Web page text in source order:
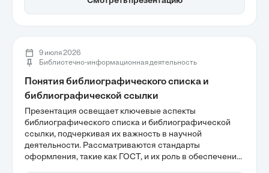
инструментах, которые облегчают научную работу и
9 июля 2026
Библиотечно-информационная деятельность
Понятия библиографического списка и
библиографической ссылки
Презентация освещает ключевые аспекты
библиографического списка и библиографической
ссылки, подчеркивая их важность в научной
деятельности. Рассматриваются стандарты
оформления, такие как ГОСТ, и их роль в обеспечении